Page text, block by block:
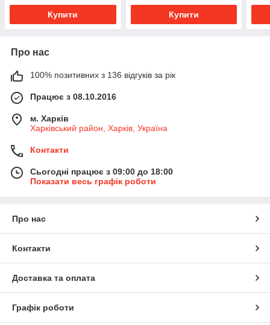
Купити Купити
Про нас
100% позитивних з 136 відгуків за рік
Працює з 08.10.2016
м. Харків
Харківський район, Харків, Україна
Контакти
Сьогодні працює з 09:00 до 18:00
Показати весь графік роботи
Про нас
Контакти
Доставка та оплата
Графік роботи